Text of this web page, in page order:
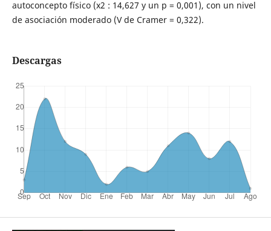
autoconcepto físico (x2 : 14,627 y un p = 0,001), con un nivel
de asociación moderado (V de Cramer = 0,322).
Descargas